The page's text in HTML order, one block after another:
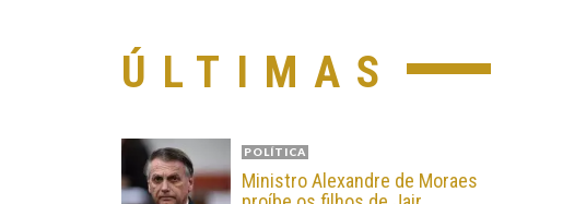
ÚLTIMAS
POLÍTICA
Ministro Alexandre de Moraes